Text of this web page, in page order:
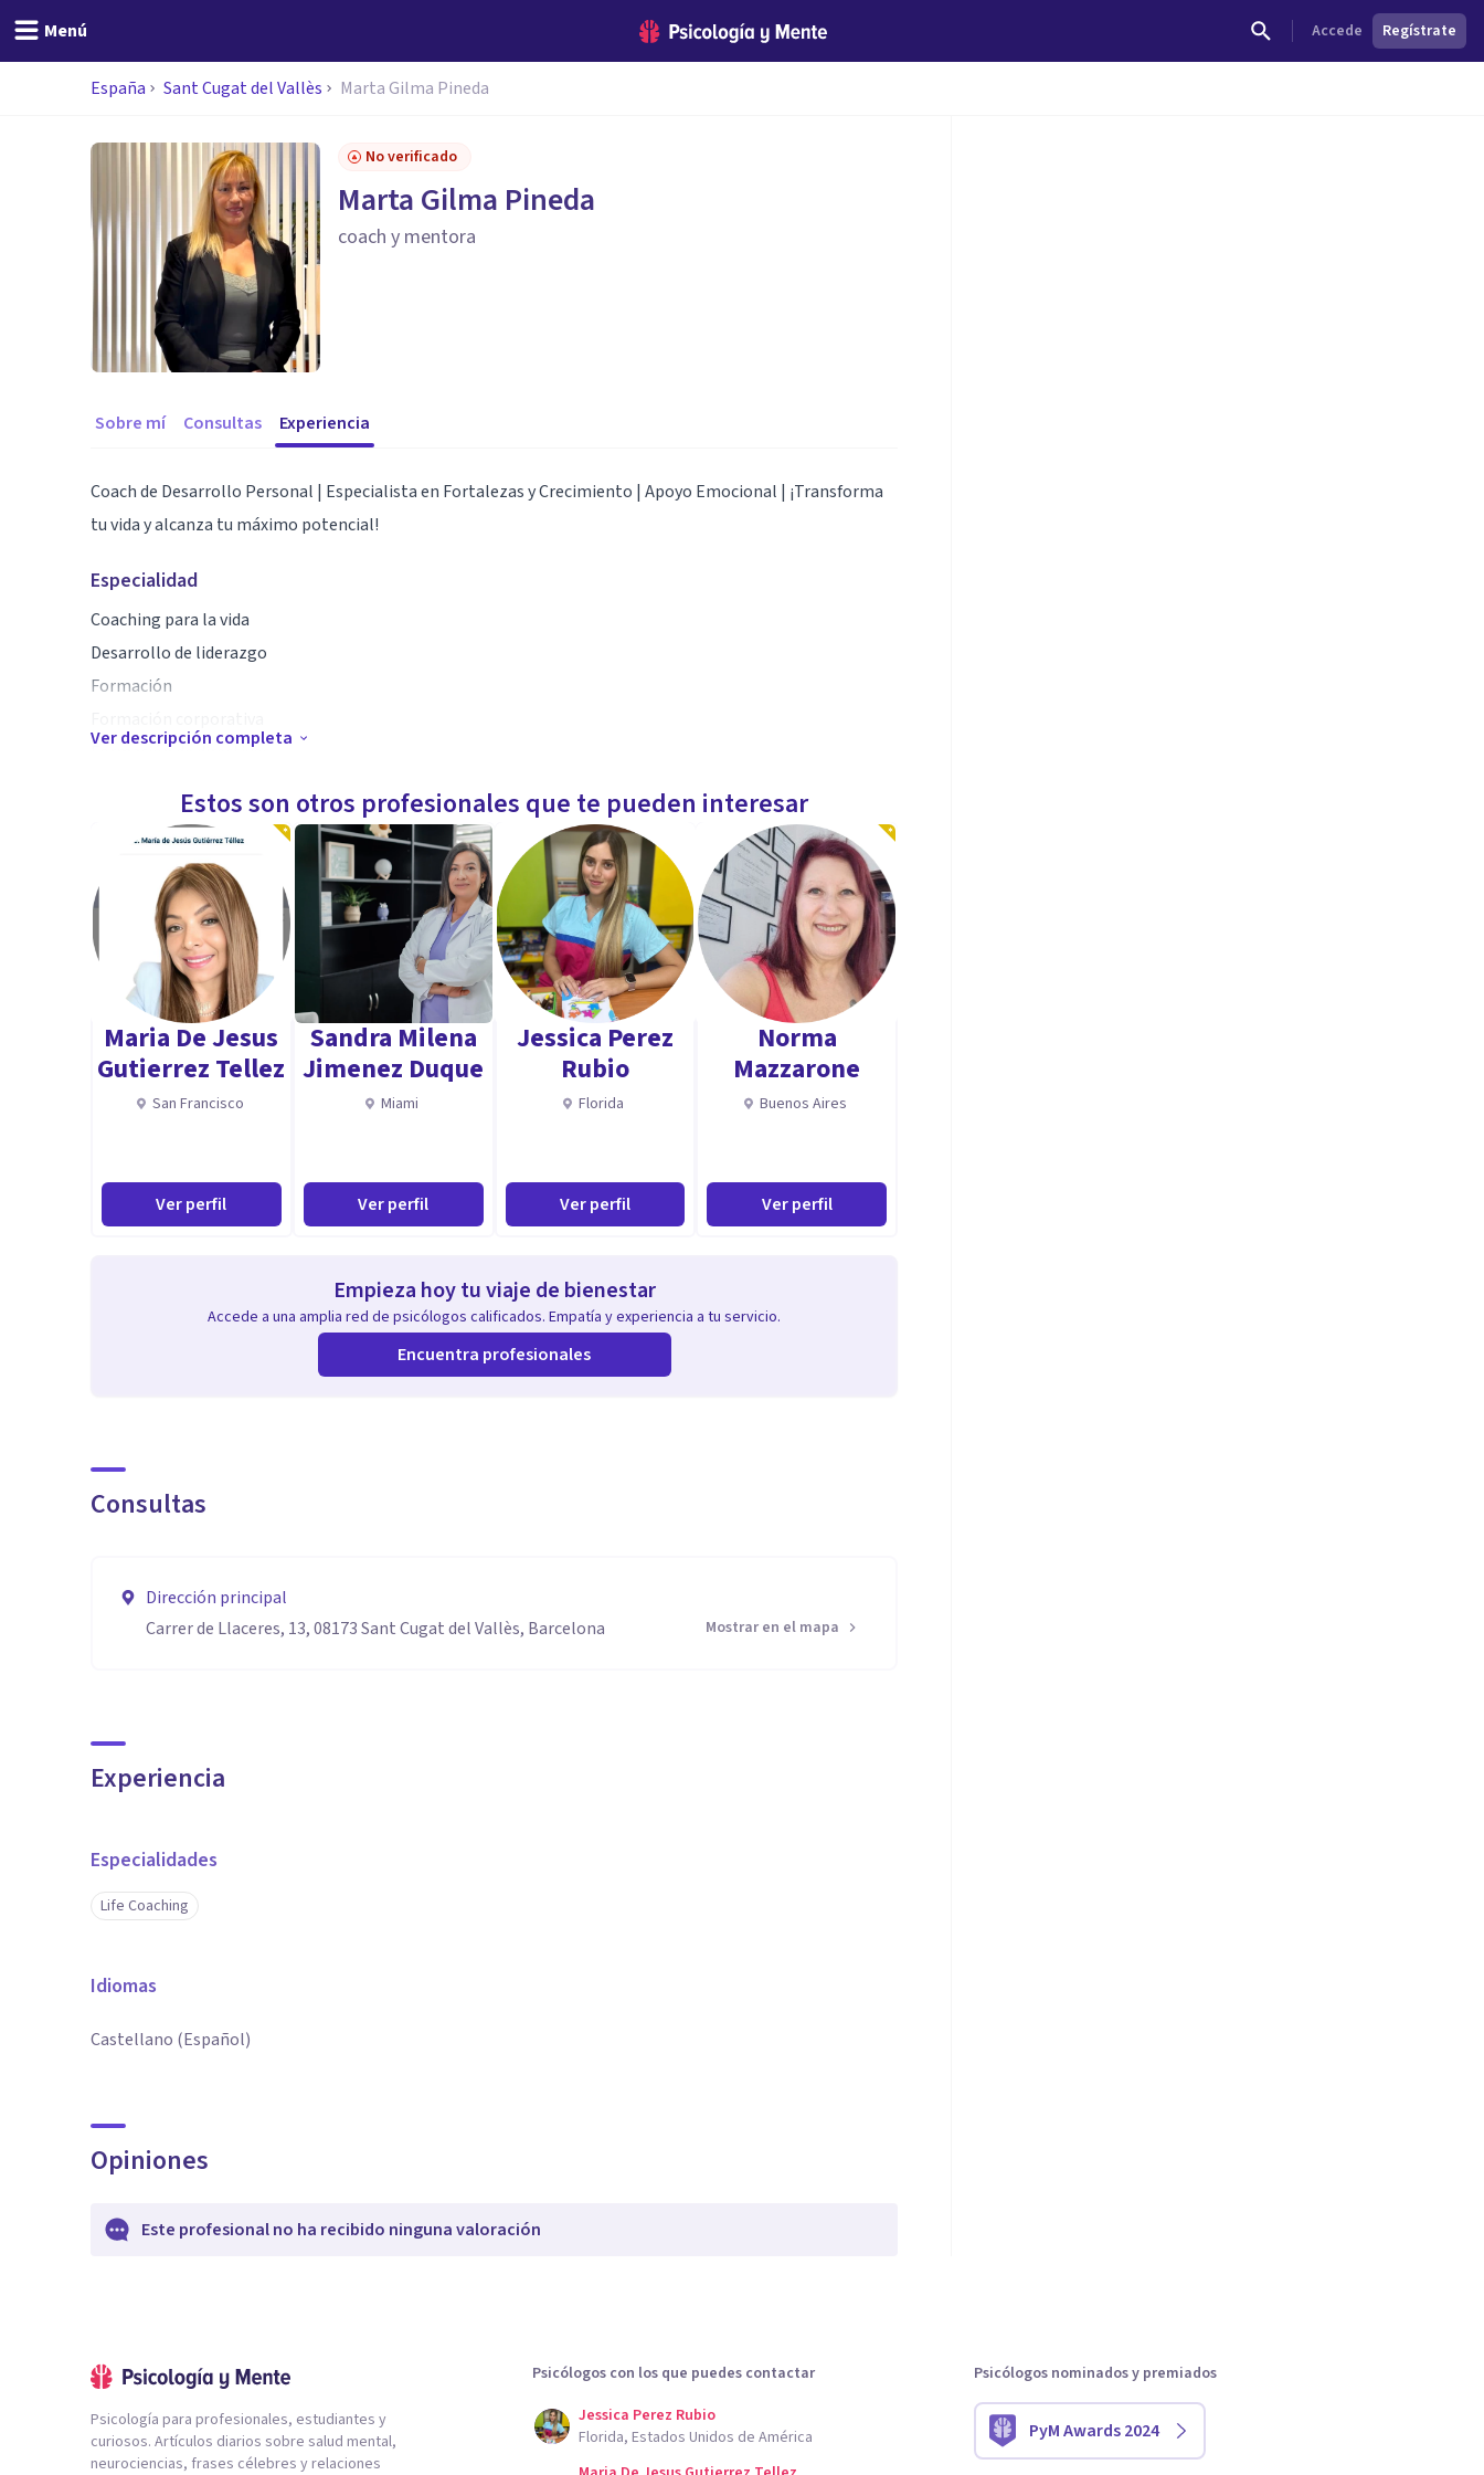
Menú Accede Regístrate
España Sant Cugat del Vallès Marta Gilma Pineda
No verificado
Marta Gilma Pineda
coach y mentora
Sobre mí Consultas Experiencia
Coach de Desarrollo Personal | Especialista en Fortalezas y Crecimiento | Apoyo Emocional | ¡Transforma
tu vida y alcanza tu máximo potencial!
Especialidad
Coaching para la vida
Desarrollo de liderazgo
Formación
Formación de directivos
Orientación para el desarrollo de carrera profesional
Ver descripción completa
Estos son otros profesionales que te pueden interesar
Maria De Jesus
Gutierrez Tellez
San Francisco
Ver perfil
Sandra Milena
Jimenez Duque
Miami
Ver perfil
Jessica Perez
Rubio
Florida
Ver perfil
Norma
Mazzarone
Buenos Aires
Ver perfil
Empieza hoy tu viaje de bienestar
Accede a una amplia red de psicólogos calificados. Empatía y experiencia a tu servicio.
Encuentra profesionales
Consultas
Dirección principal
Carrer de Llaceres, 13, 08173 Sant Cugat del Vallès, Barcelona
Mostrar en el mapa
Experiencia
Especialidades
Life Coaching
Idiomas
Castellano (Español)
Opiniones
Este profesional no ha recibido ninguna valoración
Psicología para profesionales, estudiantes y
curiosos. Artículos diarios sobre salud mental,
neurociencias, frases célebres y relaciones
Psicólogos con los que puedes contactar
Jessica Perez Rubio
Florida, Estados Unidos de América
Psicólogos nominados y premiados
PyM Awards 2024